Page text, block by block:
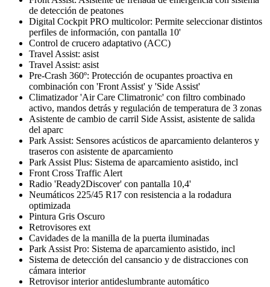
de detección de peatones
Digital Cockpit PRO multicolor: Permite seleccionar distintos
perfiles de información, con pantalla 10'
Control de crucero adaptativo (ACC)
Travel Assist: asist
Travel Assist: asist
Pre-Crash 360º: Protección de ocupantes proactiva en
combinación con 'Front Assist' y 'Side Assist'
Climatizador 'Air Care Climatronic' con filtro combinado
activo, mandos detrás y regulación de temperatura de 3 zonas
Asistente de cambio de carril Side Assist, asistente de salida
del aparc
Park Assist: Sensores acústicos de aparcamiento delanteros y
traseros con asistente de aparcamiento
Park Assist Plus: Sistema de aparcamiento asistido, incl
Front Cross Traffic Alert
Radio 'Ready2Discover' con pantalla 10,4'
Neumáticos 225/45 R17 con resistencia a la rodadura
optimizada
Pintura Gris Oscuro
Retrovisores ext
Cavidades de la manilla de la puerta iluminadas
Park Assist Pro: Sistema de aparcamiento asistido, incl
Sistema de detección del cansancio y de distracciones con
cámara interior
Retrovisor interior antideslumbrante automático